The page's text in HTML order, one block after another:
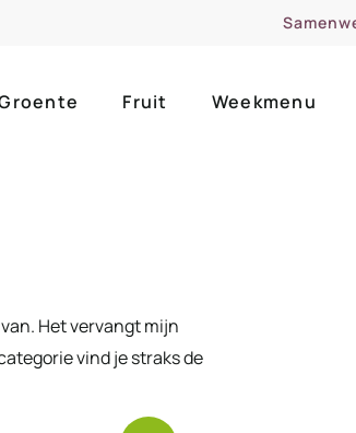
hoofdgerechten
desserts
zomer
Fruit Weekmenu
Het vervangt mijn
vind je straks de